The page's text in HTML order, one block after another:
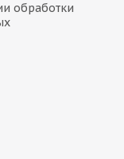
обработки